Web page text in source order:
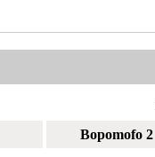
Bopomofo 2